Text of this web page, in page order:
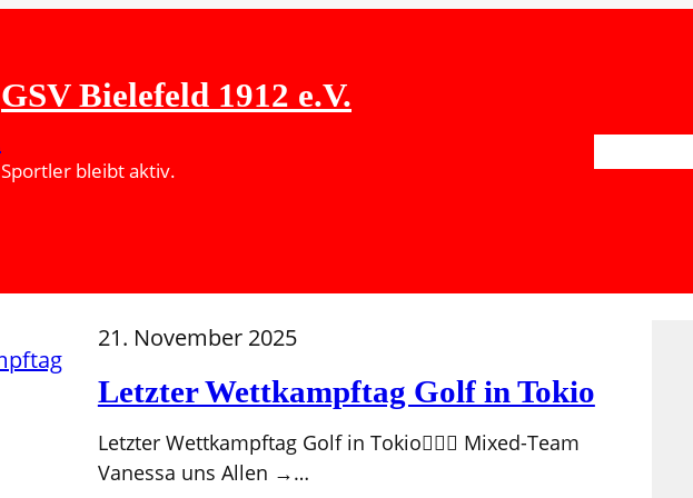
GSV Bielefeld 1912 e.V.
Sportler bleibt aktiv.
21. November 2025
Letzter Wettkampftag Golf in Tokio
Letzter Wettkampftag Golf in Tokio🏌‍♀⛳ Mixed-Team
Vanessa uns Allen →…